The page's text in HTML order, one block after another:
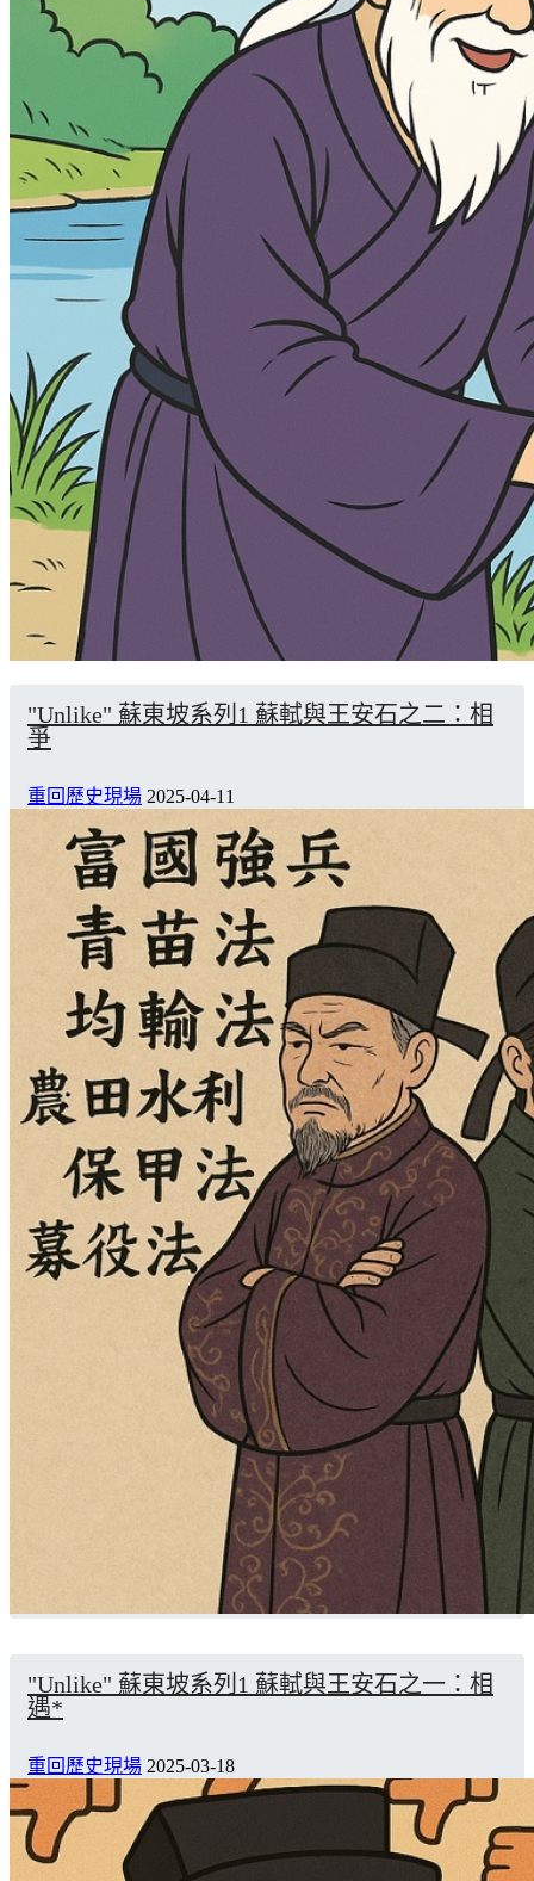
"Unlike" 蘇東坡系列1 蘇軾與王安石之二：相
爭
重回歷史現場 2025-04-11
"Unlike" 蘇東坡系列1 蘇軾與王安石之一：相
遇*
重回歷史現場 2025-03-18